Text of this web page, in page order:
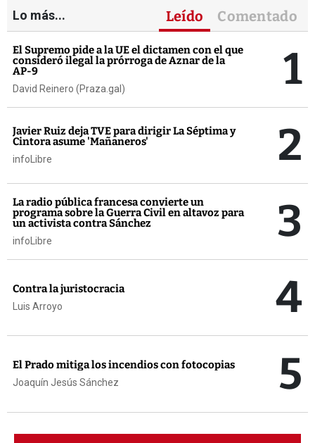
Lo más... Leído Comentado
El Supremo pide a la UE el dictamen con el que
consideró ilegal la prórroga de Aznar de la
AP-9
David Reinero (Praza.gal) 1
Javier Ruiz deja TVE para dirigir La Séptima y
Cintora asume 'Mañaneros'
infoLibre 2
La radio pública francesa convierte un
programa sobre la Guerra Civil en altavoz para
un activista contra Sánchez
infoLibre 3
Contra la juristocracia
Luis Arroyo 4
El Prado mitiga los incendios con fotocopias
Joaquín Jesús Sánchez 5